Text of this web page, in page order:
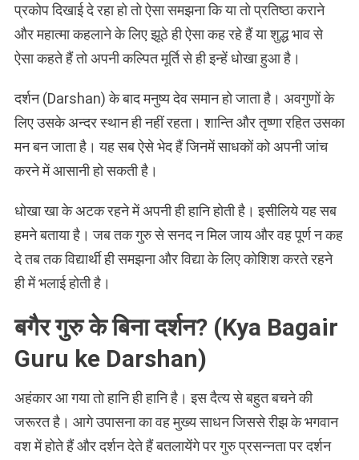
प्रकोप दिखाई दे रहा हो तो ऐसा समझना कि या तो प्रतिष्ठा कराने
और महात्मा कहलाने के लिए झूठे ही ऐसा कह रहे हैं या शुद्ध भाव से
ऐसा कहते हैं तो अपनी कल्पित मूर्ति से ही इन्हें धोखा हुआ है।
दर्शन (Darshan) के बाद मनुष्य देव समान हो जाता है। अवगुणों के
लिए उसके अन्दर स्थान ही नहीं रहता। शान्ति और तृष्णा रहित उसका
मन बन जाता है। यह सब ऐसे भेद हैं जिनमें साधकों को अपनी जांच
करने में आसानी हो सकती है।
धोखा खा के अटक रहने में अपनी ही हानि होती है। इसीलिये यह सब
हमने बताया है। जब तक गुरु से सनद न मिल जाय और वह पूर्ण न कह
दे तब तक विद्यार्थी ही समझना और विद्या के लिए कोशिश करते रहने
ही में भलाई होती है।
बगैर गुरु के बिना दर्शन? (Kya Bagair
Guru ke Darshan)
अहंकार आ गया तो हानि ही हानि है। इस दैत्य से बहुत बचने की
जरूरत है। आगे उपासना का वह मुख्य साधन जिससे रीझ के भगवान
वश में होते हैं और दर्शन देते हैं बतलायेंगे पर गुरु प्रसन्नता पर दर्शन